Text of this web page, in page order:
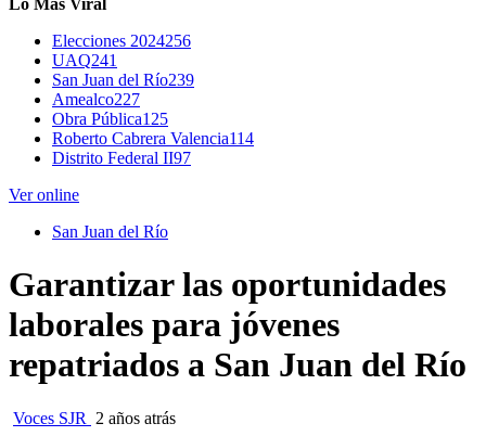
Lo Más Viral
Elecciones 2024256
UAQ241
San Juan del Río239
Amealco227
Obra Pública125
Roberto Cabrera Valencia114
Distrito Federal II97
Ver online
San Juan del Río
Garantizar las oportunidades
laborales para jóvenes
repatriados a San Juan del Río
Voces SJR 2 años atrás